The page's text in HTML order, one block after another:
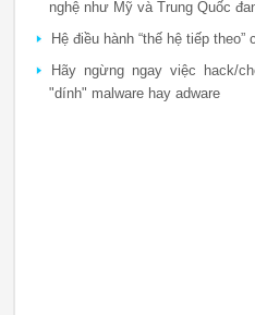
nghệ như Mỹ và Trung Quốc
Hệ điều hành “thế hệ tiếp
Hãy ngừng ngay việc hack/
"dính" malware hay adware